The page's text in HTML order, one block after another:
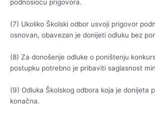
podnosiocu prigovora.
(7) Ukoliko Školski odbor usvoji prigovor
osnovan, obavezan je donijeti odluku bez
(8) Za donošenje odluke o poništenju
postupku potrebno je pribaviti saglasnost
(9) Odluka Školskog odbora koja je donijeta
konačna.